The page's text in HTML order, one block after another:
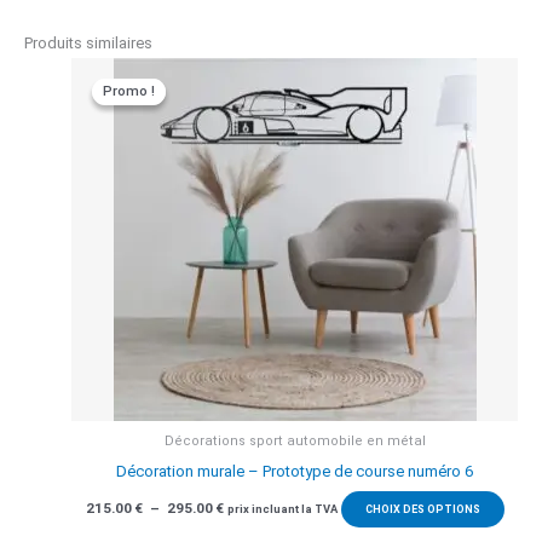
Produits similaires
Promo !
Promo !
Décorations sport automobile en métal
Décoration murale – Prototype de course numéro 6
215.00 € – 295.00 €Plage
de
prix incluant la TVA CHOIX DES OPTIONS
Ce